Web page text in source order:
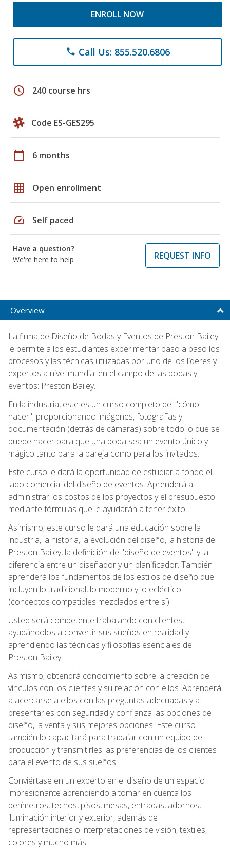
ENROLL NOW
phone Call Us: 855.520.6806
schedule 240 course hrs
Code ES-GES295
calendar_today 6 months
grid_on Open enrollment
speed Self paced
Have a question?
We're here to help
REQUEST INFO
Overview
La firma de Diseño de Bodas y Eventos de Preston Bailey
le permite a los estudiantes experimentar paso a paso los
procesos y las técnicas utilizadas por uno de los líderes y
expertos a nivel mundial en el campo de las bodas y
eventos: Preston Bailey.
En la industria, este es un curso completo del "cómo
hacer", proporcionando imágenes, fotografías y
documentación (detrás de cámaras) sobre todo lo que se
puede hacer para que una boda sea un evento único y
mágico tanto para la pareja como para los invitados.
Este curso le dará la oportunidad de estudiar a fondo el
lado comercial del diseño de eventos. Aprenderá a
administrar los costos de los proyectos y el presupuesto
mediante fórmulas que le ayudarán a tener éxito.
Asimismo, este curso le dará una educación sobre la
industria, la historia, la evolución del diseño, la historia de
Preston Bailey, la definición de "diseño de eventos" y la
diferencia entre un diseñador y un planificador. También
aprenderá los fundamentos de los estilos de diseño que
incluyen lo tradicional, lo moderno y lo ecléctico
(conceptos compatibles mezclados entre sí).
Usted será competente trabajando con clientes,
ayudándolos a convertir sus sueños en realidad y
aprendiendo las técnicas y filosofías esenciales de
Preston Bailey.
Asimismo, obtendrá conocimiento sobre la creación de
vínculos con los clientes y su relación con ellos. Aprenderá
a acercarse a ellos con las preguntas adecuadas y a
presentarles con seguridad y confianza las opciones de
diseño, la venta y sus mejores opciones. Este curso
también lo capacitará para trabajar con un equipo de
producción y transmitirles las preferencias de los clientes
para el evento de sus sueños.
Conviértase en un experto en el diseño de un espacio
impresionante aprendiendo a tomar en cuenta los
perímetros, techos, pisos, mesas, entradas, adornos,
iluminación interior y exterior, además de
representaciones o interpretaciones de visión, textiles,
colores y mucho más.